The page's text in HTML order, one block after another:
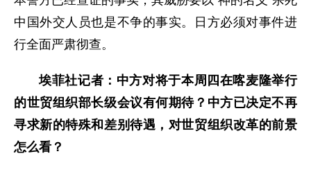
中国外交人员也是不争的事实。日方必须对事件进
行全面严肃彻查。
埃菲社记者：中方对将于本周四在喀麦隆举行
的世贸组织部长级会议有何期待？中方已决定不再
寻求新的特殊和差别待遇，对世贸组织改革的前景
怎么看？